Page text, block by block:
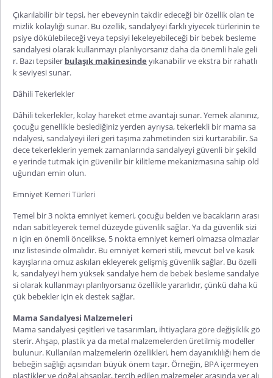
Çıkarılabilir bir tepsi, her ebeveynin takdir edeceği bir özellik olan te
mizlik kolaylığı sunar. Bu özellik, sandalyeyi farklı yiyecek türlerinin te
psiye dökülebileceği veya tepsiyi lekeleyebileceği bir bebek besleme
sandalyesi olarak kullanmayı planlıyorsanız daha da önemli hale geli
r. Bazı tepsiler bulaşık makinesinde yıkanabilir ve ekstra bir rahatlı
k seviyesi sunar.
Dâhili Tekerlekler
Dâhili tekerlekler, kolay hareket etme avantajı sunar. Yemek alanınız,
çocuğu genellikle beslediğiniz yerden ayrıysa, tekerlekli bir mama sa
ndalyesi, sandalyeyi ileri geri taşıma zahmetinden sizi kurtarabilir. Sa
dece tekerleklerin yemek zamanlarında sandalyeyi güvenli bir şekild
e yerinde tutmak için güvenilir bir kilitleme mekanizmasına sahip old
uğundan emin olun.
Emniyet Kemeri Türleri
Temel bir 3 nokta emniyet kemeri, çocuğu belden ve bacakların arası
ndan sabitleyerek temel düzeyde güvenlik sağlar. Ya da güvenlik sizi
n için en önemli öncelikse, 5 nokta emniyet kemeri olmazsa olmazlar
ınız listesinde olmalıdır. Bu emniyet kemeri stili, mevcut bel ve kasık
kayışlarına omuz askıları ekleyerek gelişmiş güvenlik sağlar. Bu özelli
k, sandalyeyi hem yüksek sandalye hem de bebek besleme sandalye
si olarak kullanmayı planlıyorsanız özellikle yararlıdır, çünkü daha kü
çük bebekler için ek destek sağlar.
Mama Sandalyesi Malzemeleri
Mama sandalyesi çeşitleri ve tasarımları, ihtiyaçlara göre değişiklik gö
sterir. Ahşap, plastik ya da metal malzemelerden üretilmiş modeller
bulunur. Kullanılan malzemelerin özellikleri, hem dayanıklılığı hem de
bebeğin sağlığı açısından büyük önem taşır. Örneğin, BPA içermeyen
plastikler ve doğal ahşaplar, tercih edilen malzemeler arasında yer alı